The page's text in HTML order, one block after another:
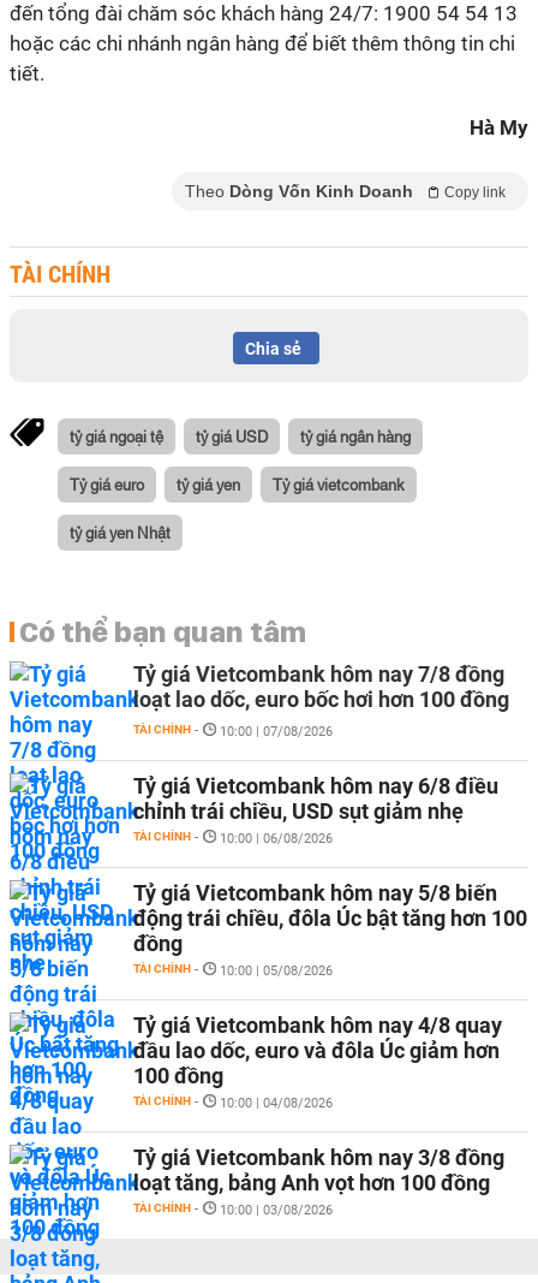
đến tổng đài chăm sóc khách hàng 24/7: 1900 54 54 13
hoặc các chi nhánh ngân hàng để biết thêm thông tin chi
tiết.
Hà My
Theo Dòng Vốn Kinh Doanh Copy link
TÀI CHÍNH
Chia sẻ
tỷ giá ngoại tệ tỷ giá USD tỷ giá ngân hàng
Tỷ giá euro tỷ giá yen Tỷ giá vietcombank
tỷ giá yen Nhật
Có thể bạn quan tâm
Tỷ giá Vietcombank hôm nay 7/8 đồng
loạt lao dốc, euro bốc hơi hơn 100 đồng
TÀI CHÍNH - 10:00 | 07/08/2026
Tỷ giá Vietcombank hôm nay 6/8 điều
chỉnh trái chiều, USD sụt giảm nhẹ
TÀI CHÍNH - 10:00 | 06/08/2026
Tỷ giá Vietcombank hôm nay 5/8 biến
động trái chiều, đôla Úc bật tăng hơn 100
đồng
TÀI CHÍNH - 10:00 | 05/08/2026
Tỷ giá Vietcombank hôm nay 4/8 quay
đầu lao dốc, euro và đôla Úc giảm hơn
100 đồng
TÀI CHÍNH - 10:00 | 04/08/2026
Tỷ giá Vietcombank hôm nay 3/8 đồng
loạt tăng, bảng Anh vọt hơn 100 đồng
TÀI CHÍNH - 10:00 | 03/08/2026